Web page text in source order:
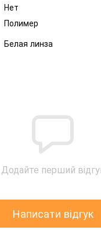
Нет
Полимер
Белая линза
Додайте перший
Написати відгук